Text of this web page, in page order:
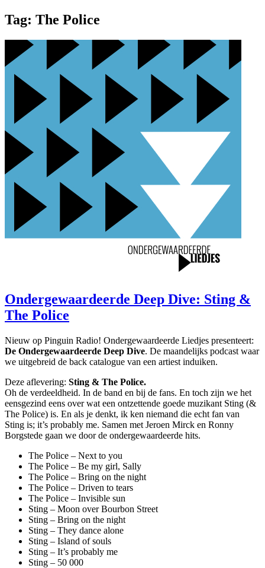
Tag: The Police
Ondergewaardeerde Deep Dive: Sting &
The Police
Nieuw op Pinguin Radio! Ondergewaardeerde Liedjes presenteert:
De Ondergewaardeerde Deep Dive. De maandelijks podcast waar
we uitgebreid de back catalogue van een artiest induiken.
Deze aflevering: Sting & The Police.
Oh de verdeeldheid. In de band en bij de fans. En toch zijn we het
eensgezind eens over wat een ontzettende goede muzikant Sting (&
The Police) is. En als je denkt, ik ken niemand die echt fan van
Sting is; it’s probably me. Samen met Jeroen Mirck en Ronny
Borgstede gaan we door de ondergewaardeerde hits.
The Police – Next to you
The Police – Be my girl, Sally
The Police – Bring on the night
The Police – Driven to tears
The Police – Invisible sun
Sting – Moon over Bourbon Street
Sting – Bring on the night
Sting – They dance alone
Sting – Island of souls
Sting – It’s probably me
Sting – 50 000